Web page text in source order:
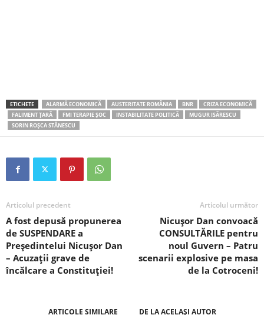
ETICHETE ALARMĂ ECONOMICĂ AUSTERITATE ROMÂNIA BNR
CRIZA ECONOMICĂ
FALIMENT ȚARĂ
FMI TERAPIE ȘOC INSTABILITATE POLITICĂ
MUGUR ISĂRESCU
SORIN ROȘCA STĂNESCU
Articolul precedent
A fost depusă propunerea
de SUSPENDARE a
Președintelui Nicușor Dan
– Acuzații grave de
încălcare a Constituției!
Articolul următor
Nicușor Dan convoacă
CONSULTĂRILE pentru
noul Guvern – Patru
scenarii explosive pe masa
de la Cotroceni!
ARTICOLE SIMILARE DE LA ACELAȘI AUTOR